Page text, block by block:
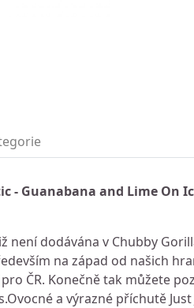
- Guanabana and Lime On
dodávána v Chubby
na západ od našich
ČR. Konečně tak můžete
a výrazné příchutě